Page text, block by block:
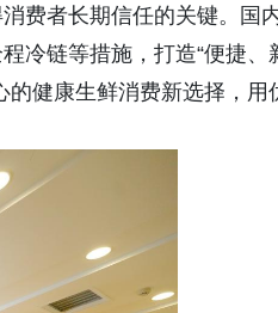
费者长期信任的关键。国
冷链等措施，打造“便捷、
的健康生鲜消费新选择，用